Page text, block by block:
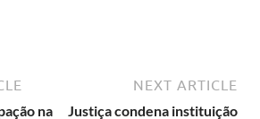
na
NEXT ARTICLE
Justiça condena instituição